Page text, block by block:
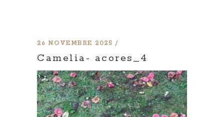
26 NOVEMBRE 2025
Camelia- acores_4